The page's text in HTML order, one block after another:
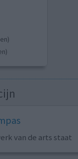
van de arts staat